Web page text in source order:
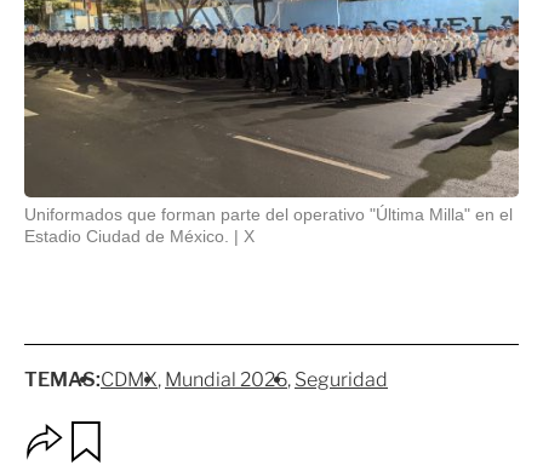
Uniformados que forman parte del operativo "Última Milla" en el
Estadio Ciudad de México.
X
TEMAS:CDMX Mundial 2026 Seguridad